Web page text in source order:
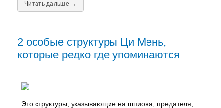
Читать дальше →
2 особые структуры Ци Мень,
которые редко где упоминаются
Это структуры, указывающие на шпиона, предателя,